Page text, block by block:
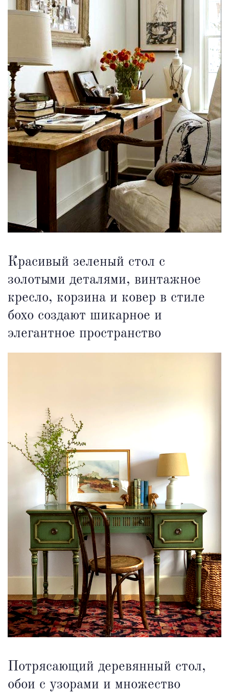
Красивый зеленый стол с
золотыми деталями, винтажное
кресло, корзина и ковер в стиле
бохо создают шикарное и
элегантное пространство
Потрясающий деревянный стол,
обои с узорами и множество